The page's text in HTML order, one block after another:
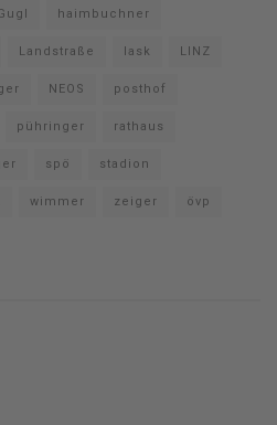
haimbuchner
Landstraße lask LINZ
NEOS posthof
pühringer rathaus
spö stadion
wimmer zeiger övp